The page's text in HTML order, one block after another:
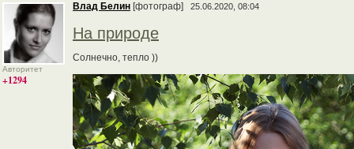
Авторитет
+1294
Влад Белин [фотограф] 25.06.2020, 08:04
На природе
Солнечно, тепло ))